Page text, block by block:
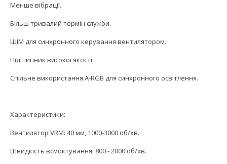
Менше вібрації.
Більш тривалий термін служби.
ШІМ для синхронного керування вентилятором.
Підшипник високої якості.
Спільне використання A-RGB для синхронного освітлення.
Характеристики:
Вентилятор VRM: 40 мм, 1000-3000 об/хв.
Швидкість всмоктування: 800 - 2000 об/хв.